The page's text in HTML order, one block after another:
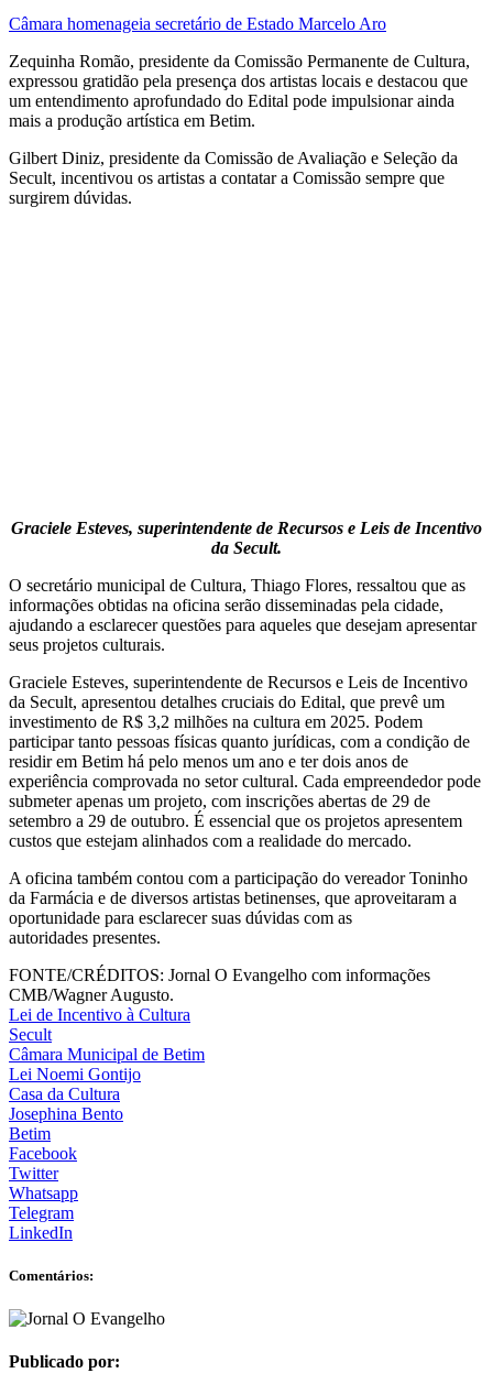
Câmara homenageia secretário de Estado Marcelo Aro
Zequinha Romão, presidente da Comissão Permanente de Cultura,
expressou gratidão pela presença dos artistas locais e destacou que
um entendimento aprofundado do Edital pode impulsionar ainda
mais a produção artística em Betim.
Gilbert Diniz, presidente da Comissão de Avaliação e Seleção da
Secult, incentivou os artistas a contatar a Comissão sempre que
surgirem dúvidas.
Graciele Esteves, superintendente de Recursos e Leis de Incentivo
da Secult.
O secretário municipal de Cultura, Thiago Flores, ressaltou que as
informações obtidas na oficina serão disseminadas pela cidade,
ajudando a esclarecer questões para aqueles que desejam apresentar
seus projetos culturais.
Graciele Esteves, superintendente de Recursos e Leis de Incentivo
da Secult, apresentou detalhes cruciais do Edital, que prevê um
investimento de R$ 3,2 milhões na cultura em 2025. Podem
participar tanto pessoas físicas quanto jurídicas, com a condição de
residir em Betim há pelo menos um ano e ter dois anos de
experiência comprovada no setor cultural. Cada empreendedor pode
submeter apenas um projeto, com inscrições abertas de 29 de
setembro a 29 de outubro. É essencial que os projetos apresentem
custos que estejam alinhados com a realidade do mercado.
A oficina também contou com a participação do vereador Toninho
da Farmácia e de diversos artistas betinenses, que aproveitaram a
oportunidade para esclarecer suas dúvidas com as
autoridades presentes.
FONTE/CRÉDITOS: Jornal O Evangelho com informações
CMB/Wagner Augusto.
Lei de Incentivo à Cultura
Secult
Câmara Municipal de Betim
Lei Noemi Gontijo
Casa da Cultura
Josephina Bento
Betim
Facebook
Twitter
Whatsapp
Telegram
LinkedIn
Comentários:
Publicado por: